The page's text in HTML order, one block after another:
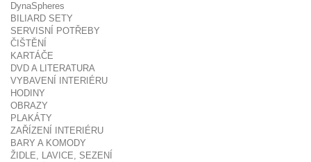
DynaSpheres
BILIARD SETY
SERVISNÍ POTŘEBY
ČIŠTĚNÍ
KARTÁČE
DVD A LITERATURA
VYBAVENÍ INTERIÉRU
HODINY
OBRAZY
PLAKÁTY
ZAŘÍZENÍ INTERIÉRU
BARY A KOMODY
ŽIDLE, LAVICE, SEZENÍ